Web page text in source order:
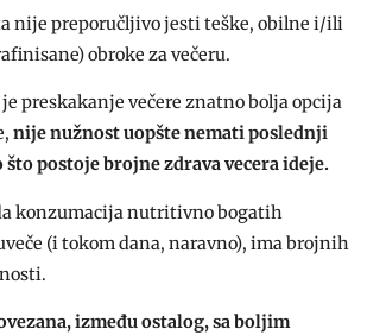
nije preporučljivo jesti teške, obilne i/ili
obroke za večeru.
je preskakanje večere znatno bolja opcija
nije nužnost uopšte nemati poslednji
što postoje brojne zdrava vecera ideje.
konzumacija nutritivno bogatih
(i tokom dana, naravno), ima brojnih
između ostalog, sa boljim